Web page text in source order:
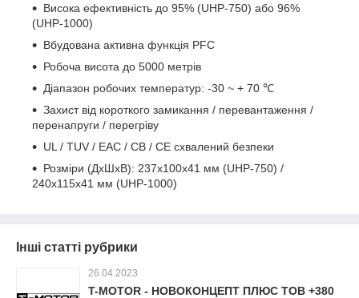
Висока ефективність до 95% (UHP-750) або 96%
(UHP-1000)
Вбудована активна функція PFC
Робоча висота до 5000 метрів
Діапазон робочих температур: -30 ~ + 70 ℃
Захист від короткого замикання / перевантаження /
перенапруги / перегріву
UL / TUV / EAC / CB / CE схвалений безпеки
Розміри (ДхШхВ): 237x100x41 мм (UHP-750) /
240x115x41 мм (UHP-1000)
Інші статті рубрики
26.04.2023
T-MOTOR - НОВОКОНЦЕПТ ПЛЮС ТОВ +380